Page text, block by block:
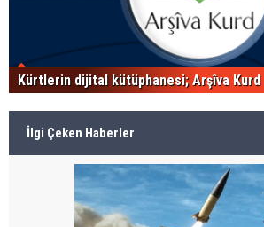
Kürtlerin dijital kütüphanesi; Arşîva Kurd
İlgi Çeken Haberler